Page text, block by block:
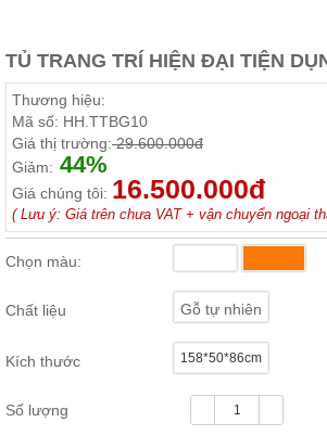
Thất
Phòng
Ngủ
Giường
ngủ, tủ
áo, bàn
trang
điểm
Nội
Thất
Ăn
ghế
bếp
TỦ TRANG TRÍ HIỆN ĐẠI TIỆN
Thương hiệu:
Mã số: HH.TTBG10
Giá thị trường:29.600.000đ
Giảm: 44%
Giá chúng tôi: 16.500.000đ
( Lưu ý: Giá trên chưa VAT + vận chuyển ngoại
Chọn màu:
Chất liệu Gỗ tự nhiên
Kích thước 158*50*86cm
Số lượng